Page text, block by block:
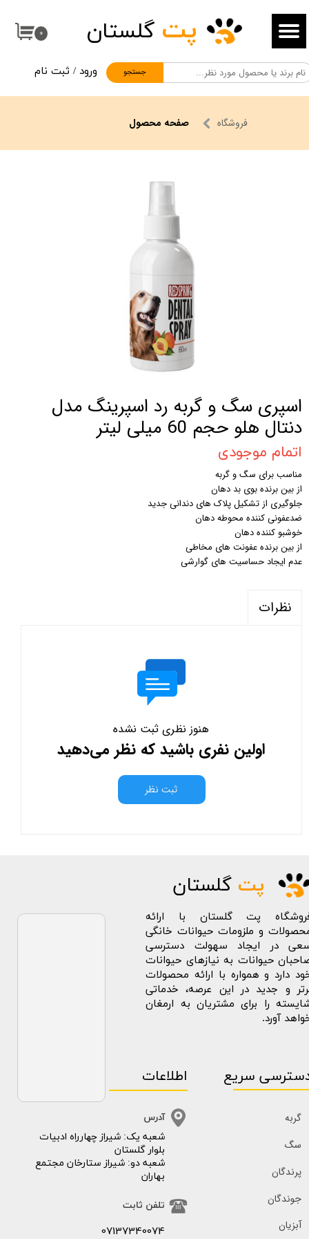
۰
جستجو
پت گلستان
ورود / ثبت نام
حساب کاربری من
تغییر گذر واژه
سفارشات
خروج از حساب کاربری
فروشگاه صفحه محصول
اسپری سگ و گربه رد اسپرینگ مدل
دنتال هلو حجم 60 میلی لیتر
اتمام موجودی
مناسب برای سگ و گربه
از بین برنده بوی بد دهان
جلوگیری از تشکیل پلاک های دندانی جدید
ضدعفونی کننده محوطه دهان
خوشبو کننده دهان
از بین برنده عفونت های مخاطی
عدم ایجاد حساسیت های گوارشی
نظرات
هنوز نظری ثبت نشده
اولین نفری باشید که نظر می‌دهید
ثبت نظر
پت گلستان
پت گلستان با ارائه
و ملزومات حیوانات خانگی
در ایجاد سهولت دسترسی
حیوانات به نیازهای حیوانات
دارد و همواره با ارائه محصولات
و جدید در این عرصه، خدماتی
را برای مشتریان به ارمغان
آورد.
سریع
گربه
سگ
پرندگان
جوندگان
آبزیان
​​شعبه یک: شیراز چهارراه ادبیات
بلوار گلستان
شعبه دو: شیراز ستارخان مجتمع
بهاران
اطلاعات
آدرس
تلفن ثابت
07137340074